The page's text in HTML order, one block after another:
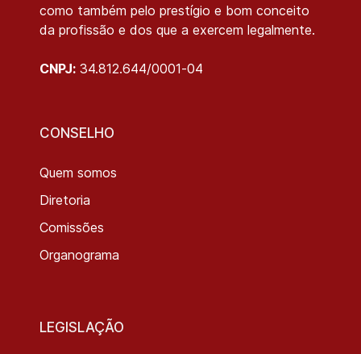
como também pelo prestígio e bom conceito
da profissão e dos que a exercem legalmente.
CNPJ: 34.812.644/0001-04
CONSELHO
Quem somos
Diretoria
Comissões
Organograma
LEGISLAÇÃO